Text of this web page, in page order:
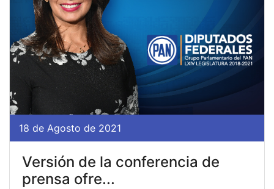
18 de Agosto de 2021
Versión de la conferencia de
prensa ofre...